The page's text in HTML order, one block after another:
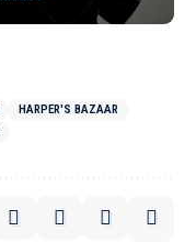
HARPER'S BAZAAR